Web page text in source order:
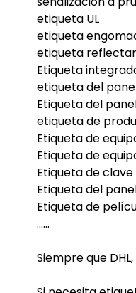
etiqueta UL
etiqueta
etiqueta
Etiqueta
etiqueta del
Etiqueta del
etiqueta de
Etiqueta de
Etiqueta de
Etiqueta de
Etiqueta del
Etiqueta de
......
Siempre que